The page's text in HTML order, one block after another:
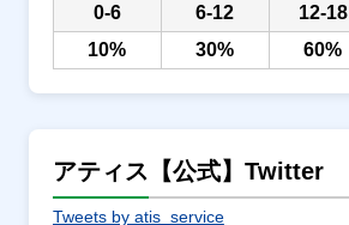
0-6
6-12 12-18
10%
30% 60%
アティス【公式】Twitter
Tweets by atis_service